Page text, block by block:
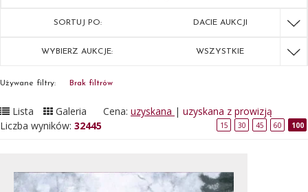
SORTUJ PO: DACIE AUKCJI
WYBIERZ AUKCJE: WSZYSTKIE
Używane filtry: Brak filtrów
Lista Galeria Cena: uzyskana | uzyskana z prowizją
Liczba wyników: 32445 15 30 45 60 100